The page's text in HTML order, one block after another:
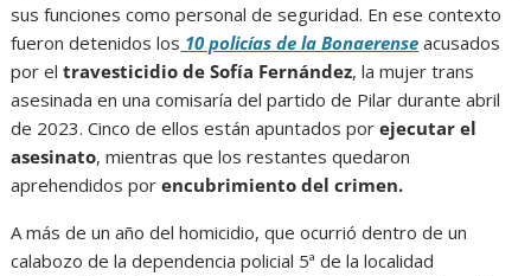
sus funciones como personal de seguridad. En ese contexto
fueron detenidos los 10 policías de la Bonaerense acusados
por el travesticidio de Sofía Fernández, la mujer trans
asesinada en una comisaría del partido de Pilar durante abril
de 2023. Cinco de ellos están apuntados por ejecutar el
asesinato, mientras que los restantes quedaron
aprehendidos porencubrimiento del crimen.
A más de un año del homicidio, que ocurrió dentro de un
calabozo de la dependencia policial 5ª de la localidad